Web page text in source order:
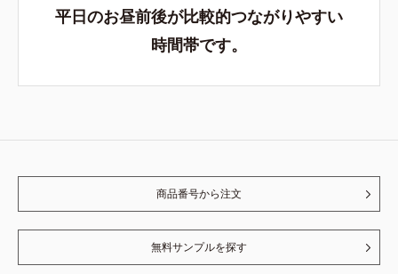
平日のお昼前後が比較的つながりやすい
時間帯です。
商品番号から注文
無料サンプルを探す